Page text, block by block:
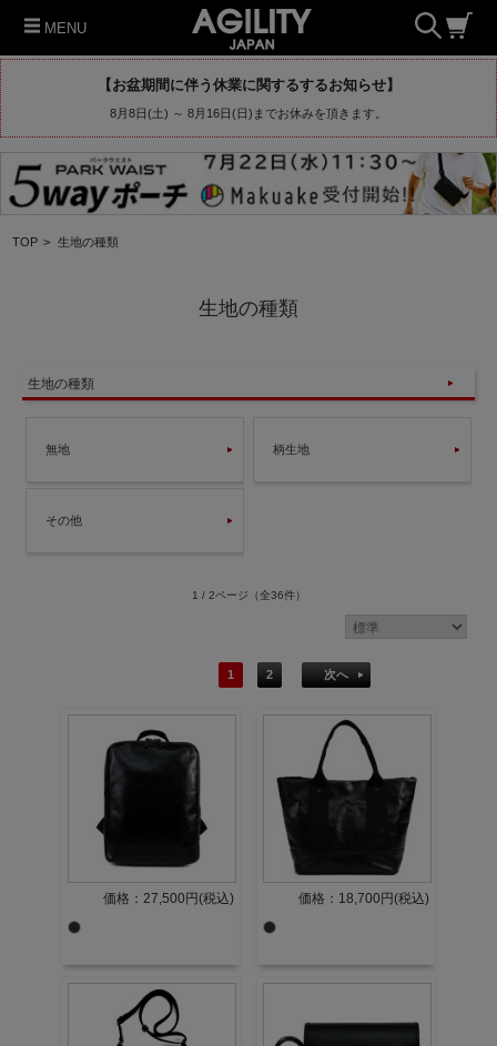
MENU
【お盆期間に伴う休業に関するするお知らせ】
8月8日(土) ～ 8月16日(日)までお休みを頂きます。
TOP > 生地の種類
生地の種類
生地の種類
無地
その他
柄生地
1 / 2ページ （全36件）
1 2 次へ
価格：27,500円(税込) 価格：18,700円(税込)